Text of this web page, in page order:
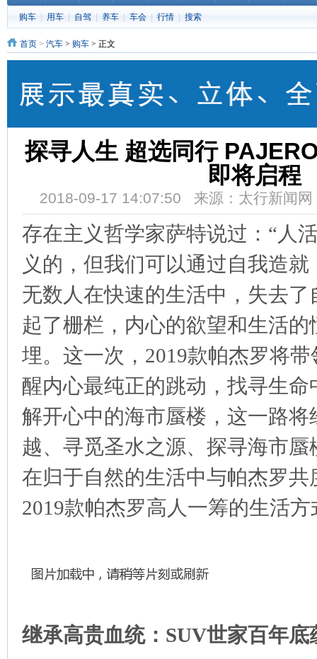
购车 用车 自驾 养车 车会 行情 搜索
首页 > 汽车 > 购车 > 正文
探寻人生 超选同行
即将启程
2018-09-17 14:07:50 来源：太行新闻
存在主义哲学家萨特说过：“人
义的，但我们可以通过自我造
无数人在快速的生活中，失去
起了栅栏，内心的欲望和生活
埋。这一次，2019款帕杰罗将
醒内心最纯正的跳动，找寻生
解开心中的海市蜃楼，这一路
越、寻觅圣水之源、探寻海市
在归于自然的生活中与帕杰罗共
2019款帕杰罗高人一筹的生活方
继承高贵血统：SUV世家百年底